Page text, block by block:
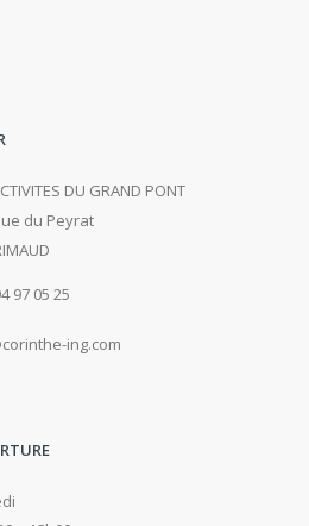
DU GRAND PONT
du Peyrat
97 05 25
ing.com